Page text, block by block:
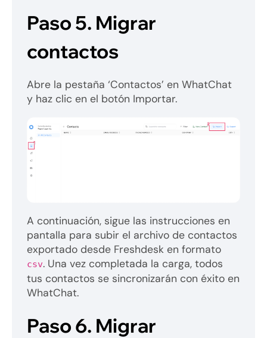
Paso 5. Migrar
contactos
Abre la pestaña ‘Contactos’ en WhatChat
y haz clic en el botón Importar.
A continuación, sigue las instrucciones en
pantalla para subir el archivo de contactos
exportado desde Freshdesk en formato
csv. Una vez completada la carga, todos
tus contactos se sincronizarán con éxito en
WhatChat.
Paso 6. Migrar